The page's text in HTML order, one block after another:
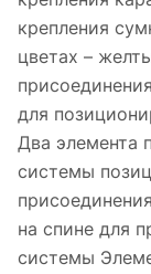
крепления
цветах –
для
Два элемента
системы
на спине для
системы